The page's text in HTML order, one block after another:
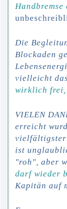
Die
Blockaden
vielleicht
wirklich frei,
VIELEN
erreicht
vielfältigster
ist
"roh", aber
darf wieder
Kapitän auf